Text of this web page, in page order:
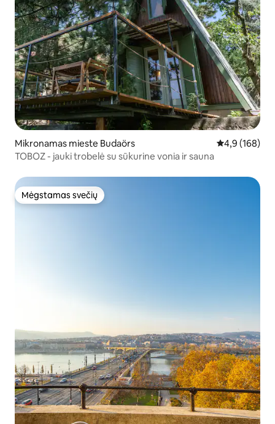
Mikronamas mieste Budaörs Vidutinis
4,9 (168)
TOBOZ - jauki trobelė su sūkurine vonia ir sauna
Mėgstamas svečių
Mėgstamas svečių